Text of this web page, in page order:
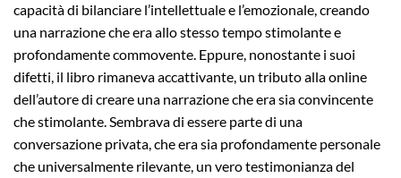
capacità di bilanciare l’intellettuale e l’emozionale, creando
una narrazione che era allo stesso tempo stimolante e
profondamente commovente. Eppure, nonostante i suoi
difetti, il libro rimaneva accattivante, un tributo alla online
dell’autore di creare una narrazione che era sia convincente
che stimolante. Sembrava di essere parte di una
conversazione privata, che era sia profondamente personale
che universalmente rilevante, un vero testimonianza del